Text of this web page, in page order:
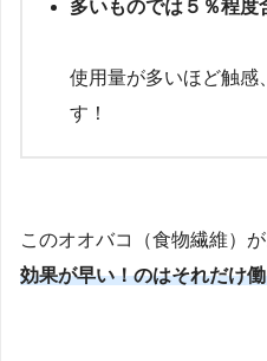
多いものでは５％程度
使用量が多いほど触感
す！
このオオバコ（食物繊維）
効果が早い！のはそれだけ